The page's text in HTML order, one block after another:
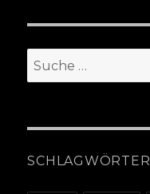
Suche
nach:
SCHLAGWÖRTER